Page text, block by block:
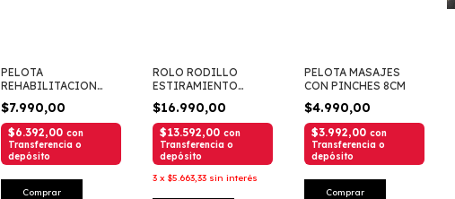
PELOTA
REHABILITACION
FASCIA 6CM MACIZA
$7.990,00
$6.392,00 con
Transferencia o
depósito
Comprar
ROLO RODILLO
ESTIRAMIENTO
FITADDICT 30X9
$16.990,00
$13.592,00 con
Transferencia o
depósito
3 x $5.663,33 sin interés
PELOTA MASAJES
CON PINCHES 8CM
$4.990,00
$3.992,00 con
Transferencia o
depósito
Comprar